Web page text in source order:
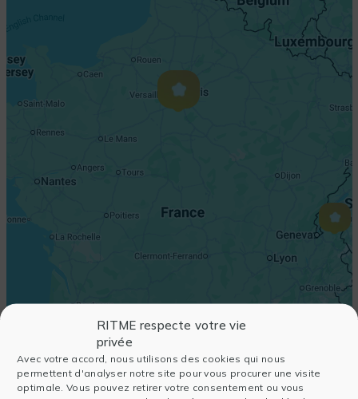
RITME respecte votre vie
privée
Avec votre accord, nous utilisons des cookies qui nous
permettent d'analyser notre site pour vous procurer une visite
optimale. Vous pouvez retirer votre consentement ou vous